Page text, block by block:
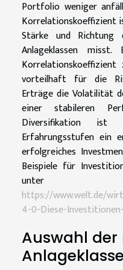
Portfolio weniger
Korrelationskoeffizient
Stärke und Richtung
Anlageklassen
Korrelationskoeffizient
vorteilhaft für die
Erträge die Volatilität
einer stabileren
Diversifikation
Erfahrungsstufen ein
erfolgreiches
Beispiele für
unter
https://www.welt.de/
4-0-Diese-
Auswahl